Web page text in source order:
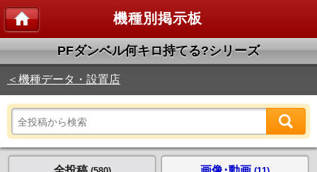
機種別掲示板
PFダンベル何キロ持てる?シリーズ
＜機種データ・設置店